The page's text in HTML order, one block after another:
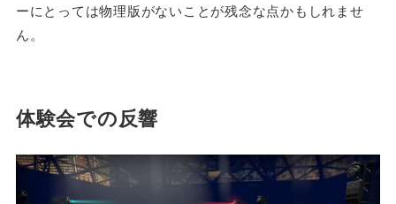
ーにとっては物理版がないことが残念な点かもしれませ
ん。
体験会での反響